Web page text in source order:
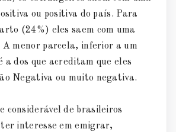
ou positiva do país. Para
(24%) eles saem com uma
menor parcela, inferior a um
a dos que acreditam que eles
Negativa ou muito negativa.
considerável de brasileiros
interesse em emigrar,